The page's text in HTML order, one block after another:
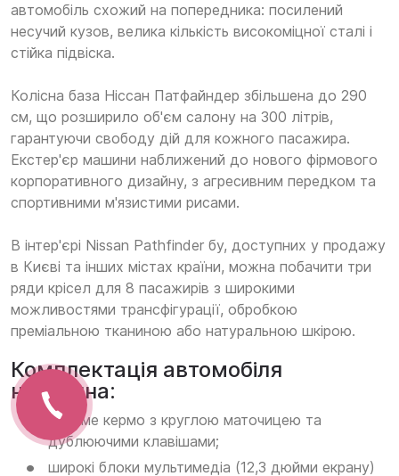
автомобіль схожий на попередника: посилений
несучий кузов, велика кількість високоміцної сталі і
стійка підвіска.
Колісна база Ніссан Патфайндер збільшена до 290
см, що розширило об'єм салону на 300 літрів,
гарантуючи свободу дій для кожного пасажира.
Екстер'єр машини наближений до нового фірмового
корпоративного дизайну, з агресивним передком та
спортивними м'язистими рисами.
В інтер'єрі Nissan Pathfinder бу, доступних у продажу
в Києві та інших містах країни, можна побачити три
ряди крісел для 8 пасажирів з широкими
можливостями трансфігурації, обробкою
преміальною тканиною або натуральною шкірою.
Комплектація автомобіля
наступна:
рухоме кермо з круглою маточицею та
дублюючими клавішами;
широкі блоки мультимедіа (12,3 дюйми екрану)